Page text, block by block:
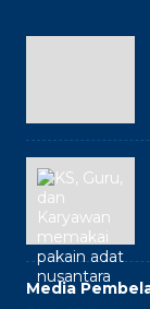
Media